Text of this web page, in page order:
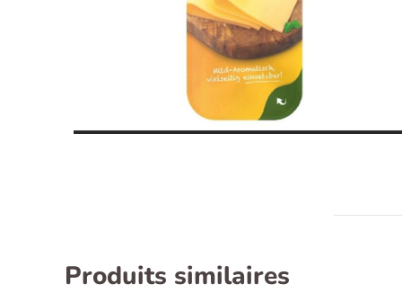
Produits similairesRecherche